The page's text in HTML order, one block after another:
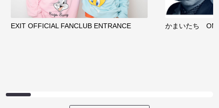
EXIT OFFICIAL FANCLUB ENTRANCE かまいたち